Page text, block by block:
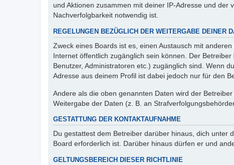
und Aktionen zusammen mit deiner IP-Adresse und
Nachverfolgbarkeit notwendig ist.
REGELUNGEN BEZÜGLICH DER WEITERGABE DEINER
Zweck eines Boards ist es, einen Austausch mit
Internet öffentlich zugänglich sein können. Der
Benutzer, Administratoren etc.) zugänglich sind. Wenn
Adresse aus deinem Profil ist dabei jedoch nur für den
Andere als die oben genannten Daten wird der
Weitergabe der Daten (z. B. an
GESTATTUNG DER KONTAKTAUFNAHME
Du gestattest dem Betreiber darüber hinaus, dich unter
Board erforderlich ist. Darüber hinaus dürfen er und
GELTUNGSBEREICH DIESER RICHTLINIE